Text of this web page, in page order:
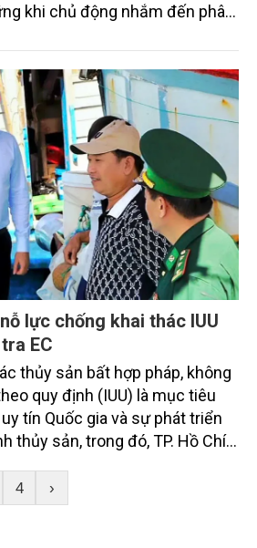
khi chủ động nhắm đến phân
đang đươc cả thế giới đặc biệt
kiện bắt buộc cho các doanh
trong tương lai...
lực chống khai thác IUU
EC
thủy sản bất hợp pháp, không
quy định (IUU) là mục tiêu
tín Quốc gia và sự phát triển
thủy sản, trong đó, TP. Hồ Chí
châu Âu (EC).
4 ›